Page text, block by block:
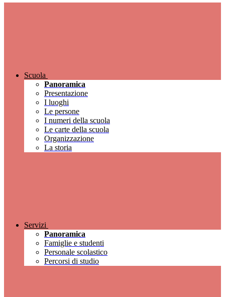
Scuola
Panoramica
Presentazione
I luoghi
Le persone
I numeri della scuola
Le carte della scuola
Organizzazione
La storia
Servizi
Panoramica
Famiglie e studenti
Personale scolastico
Percorsi di studio